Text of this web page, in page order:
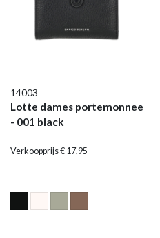
14003
Lotte dames portemonnee
- 001 black
Verkoopprijs € 17,95